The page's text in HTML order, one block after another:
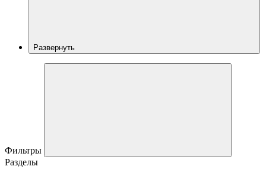
Развернуть
Фильтры
Разделы